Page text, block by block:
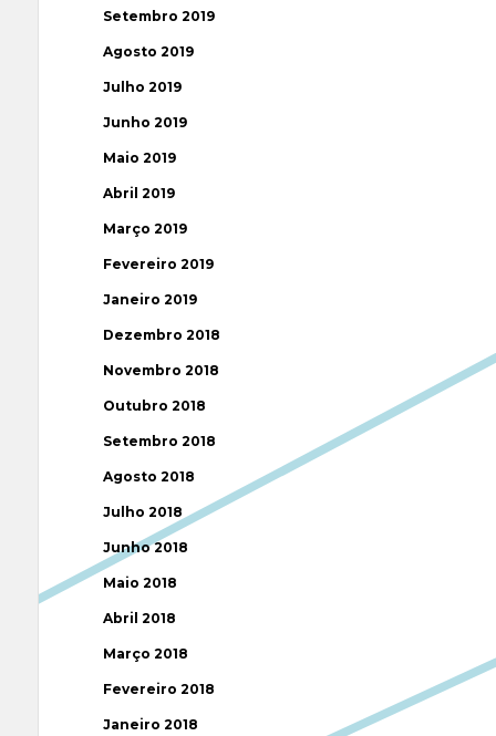
Setembro 2019
Agosto 2019
Julho 2019
Junho 2019
Maio 2019
Abril 2019
Março 2019
Fevereiro 2019
Janeiro 2019
Dezembro 2018
Novembro 2018
Outubro 2018
Setembro 2018
Agosto 2018
Julho 2018
Junho 2018
Maio 2018
Abril 2018
Março 2018
Fevereiro 2018
Janeiro 2018